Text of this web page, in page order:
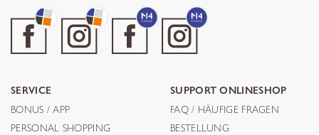
SERVICE
BONUS / APP
PERSONAL SHOPPING
SUPPORT ONLINESHOP
FAQ / HÄUFIGE FRAGEN
BESTELLUNG